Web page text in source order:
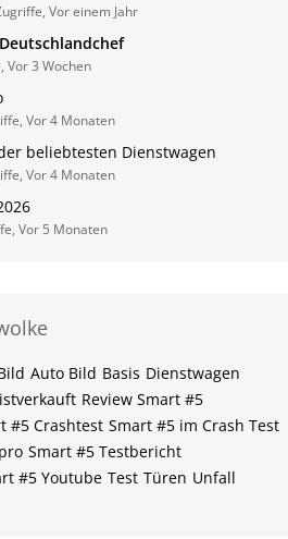
Vor einem Jahr
Vor 3 Wochen
Vor 4 Monaten
beliebtesten Dienstwagen
Vor 4 Monaten
Vor 5 Monaten
Auto Bild Basis Dienstwagen
Review Smart #5
#5 Crashtest Smart #5 im Crash Test
Smart #5 Testbericht
#5 Youtube Test Türen Unfall